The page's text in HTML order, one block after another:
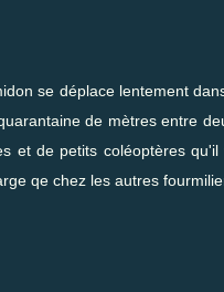
se déplace lentement
de mètres entre
et de petits coléoptères
qe chez les autres